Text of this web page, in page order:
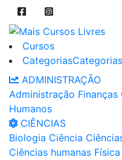
Cursos
CategoriasCategorias
ADMINISTRAÇÃO
Administração Finanças
Humanos
CIÊNCIAS
Biologia Ciência
Ciências humanas